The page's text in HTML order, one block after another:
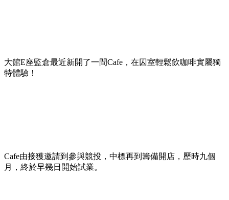
大館E座監倉最近新開了一間Cafe，在囚室輕鬆飲咖啡實屬獨
特體驗！
Cafe由接獲邀請到參與競投，中標再到籌備開店，歷時九個
月，終於早幾日開始試業。